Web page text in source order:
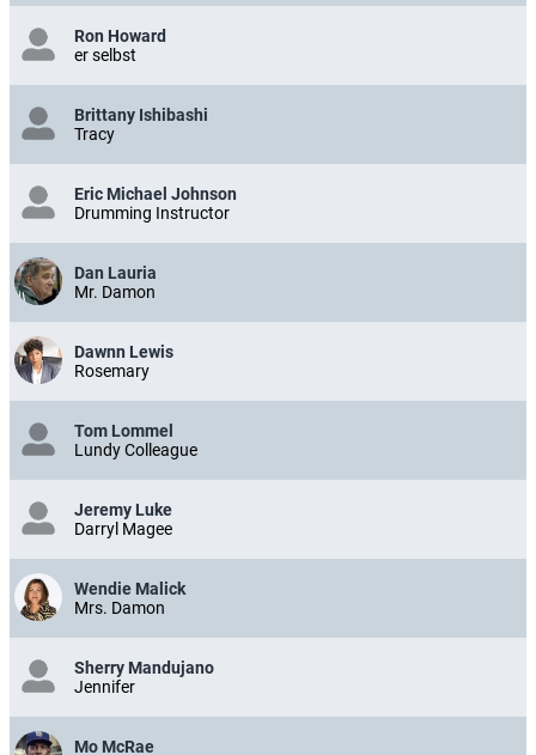
Ron Howard
er selbst
Brittany Ishibashi
Tracy
Eric Michael Johnson
Drumming Instructor
Dan Lauria
Mr. Damon
Dawnn Lewis
Rosemary
Tom Lommel
Lundy Colleague
Jeremy Luke
Darryl Magee
Wendie Malick
Mrs. Damon
Sherry Mandujano
Jennifer
Mo McRae